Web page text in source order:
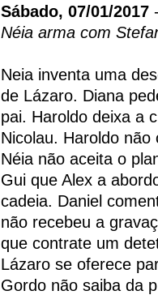
Sábado, 07/01/2017
Néia arma com
Neia inventa uma
de Lázaro. Diana
pai. Haroldo deixa a
Nicolau. Haroldo
Néia não aceita o
Gui que Alex a
cadeia. Daniel
não recebeu a
que contrate um
Lázaro se oferece
Gordo não saiba da